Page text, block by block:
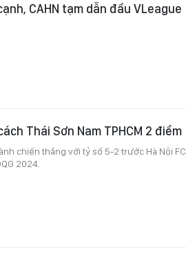
CAHN tạm dẫn đầu VLeague
Thái Sơn Nam TPHCM 2 điểm
chiến thắng với tỷ số 5-2 trước Hà Nội FC
2024.